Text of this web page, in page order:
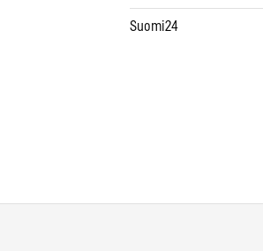
Suomi24